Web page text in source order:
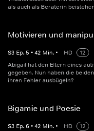
als auch als Beraterin
Motivieren und
S3 Ep.5 • 42 Min. • HD
12
Abigail hat den Eltern eines
gegeben. Nun haben die
ihren Fehler ausbügeln?
Bigamie und Poesie
S3 Ep.6 • 42 Min. • HD
12